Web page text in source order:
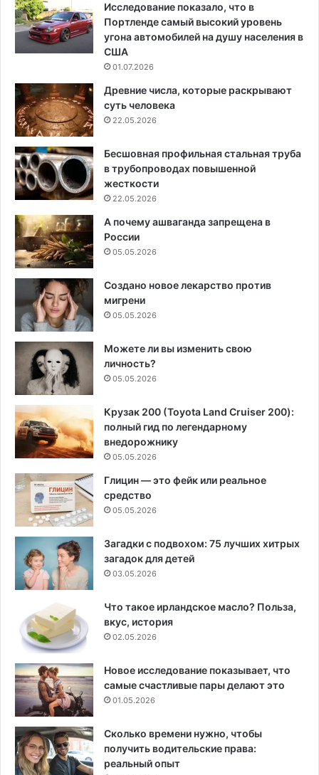
Исследование показало, что в
Портленде самый высокий уровень
угона автомобилей на душу населения в
США
01.07.2026
Древние числа, которые раскрывают
суть человека
22.05.2026
Бесшовная профильная стальная труба
в трубопроводах повышенной
жесткости
22.05.2026
А почему ашваганда запрещена в
России
05.05.2026
Создано новое лекарство против
мигрени
05.05.2026
Можете ли вы изменить свою
личность?
05.05.2026
Крузак 200 (Toyota Land Cruiser 200):
полный гид по легендарному
внедорожнику
05.05.2026
Глицин — это фейк или реальное
средство
05.05.2026
Загадки с подвохом: 75 лучших хитрых
загадок для детей
03.05.2026
Что такое ирландское масло? Польза,
вкус, история
02.05.2026
Новое исследование показывает, что
самые счастливые пары делают это
01.05.2026
Сколько времени нужно, чтобы
получить водительские права:
реальный опыт